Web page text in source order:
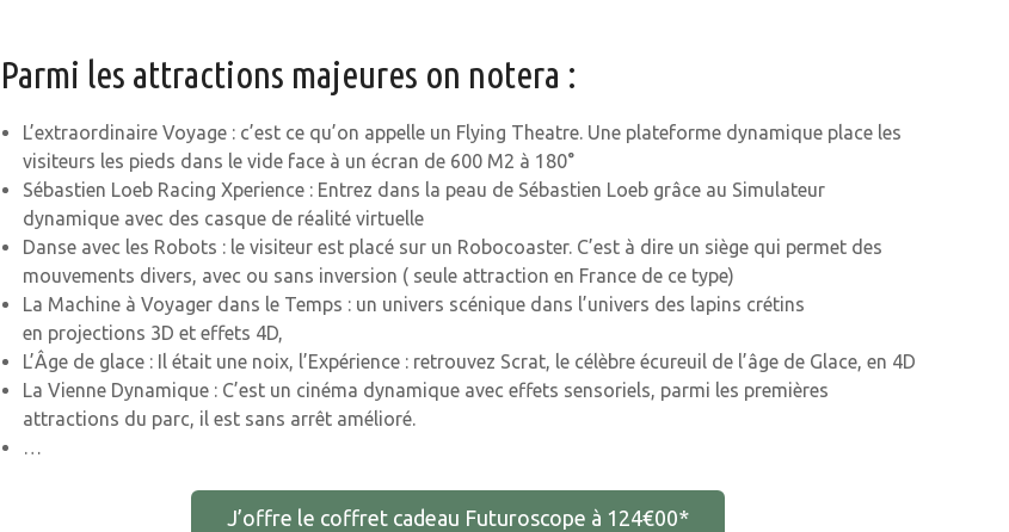
Parmi les attractions majeures on notera :
L’extraordinaire Voyage : c’est ce qu’on appelle un Flying Theatre. Une plateforme dynamique place les
visiteurs les pieds dans le vide face à un écran de 600 M2 à 180°
Sébastien Loeb Racing Xperience : Entrez dans la peau de Sébastien Loeb grâce au Simulateur
dynamique avec des casque de réalité virtuelle
Danse avec les Robots : le visiteur est placé sur un Robocoaster. C’est à dire un siège qui permet des
mouvements divers, avec ou sans inversion ( seule attraction en France de ce type)
La Machine à Voyager dans le Temps : un univers scénique dans l’univers des lapins crétins
en projections 3D et effets 4D,
L’Âge de glace : Il était une noix, l’Expérience : retrouvez Scrat, le célèbre écureuil de l’âge de Glace, en 4D
La Vienne Dynamique : C’est un cinéma dynamique avec effets sensoriels, parmi les premières
attractions du parc, il est sans arrêt amélioré.
…
J’offre le coffret cadeau Futuroscope à 124€00*